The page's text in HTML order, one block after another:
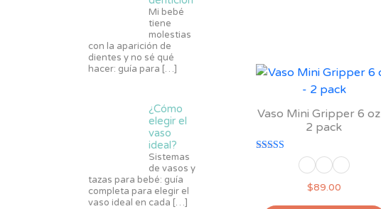
Vaso Mini Gripper 6
2 pack
Valorado con
$89.00
Mi bebé
tiene
molestias
con la aparición de
dientes y no sé qué
hacer: guía para […]
¿Cómo
elegir el
vaso
ideal?
Sistemas
de vasos y
tazas para bebé: guía
completa para elegir el
vaso ideal en cada […]